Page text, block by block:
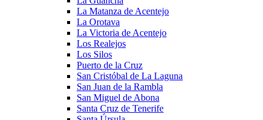
La Matanza de Acentejo
La Orotava
La Victoria de Acentejo
Los Realejos
Los Silos
Puerto de la Cruz
San Cristóbal de La Laguna
San Juan de la Rambla
San Miguel de Abona
Santa Cruz de Tenerife